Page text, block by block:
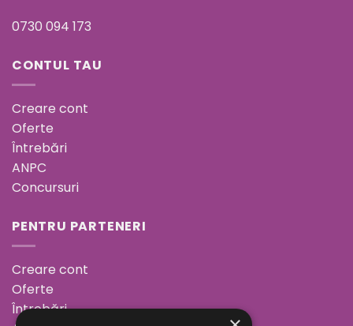
0730 094 173
CONTUL TAU
Creare cont
Oferte
Întrebări
ANPC
Concursuri
PENTRU PARTENERI
Creare cont
Oferte
Întrebări